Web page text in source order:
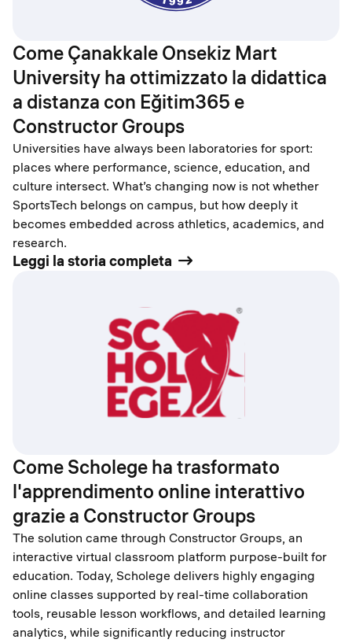
Come Çanakkale Onsekiz Mart
University ha ottimizzato la didattica
a distanza con Eğitim365 e
Constructor Groups
Universities have always been laboratories for sport:
places where performance, science, education, and
culture intersect. What’s changing now is not whether
SportsTech belongs on campus, but how deeply it
becomes embedded across athletics, academics, and
research.
Leggi la storia completa
Come Scholege ha trasformato
l'apprendimento online interattivo
grazie a Constructor Groups
The solution came through Constructor Groups, an
interactive virtual classroom platform purpose-built for
education. Today, Scholege delivers highly engaging
online classes supported by real-time collaboration
tools, reusable lesson workflows, and detailed learning
analytics, while significantly reducing instructor